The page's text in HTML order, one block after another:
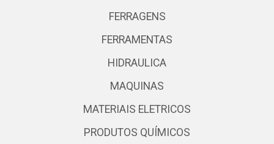
FERRAGENS
FERRAMENTAS
HIDRAULICA
MAQUINAS
MATERIAIS ELETRICOS
PRODUTOS QUÍMICOS